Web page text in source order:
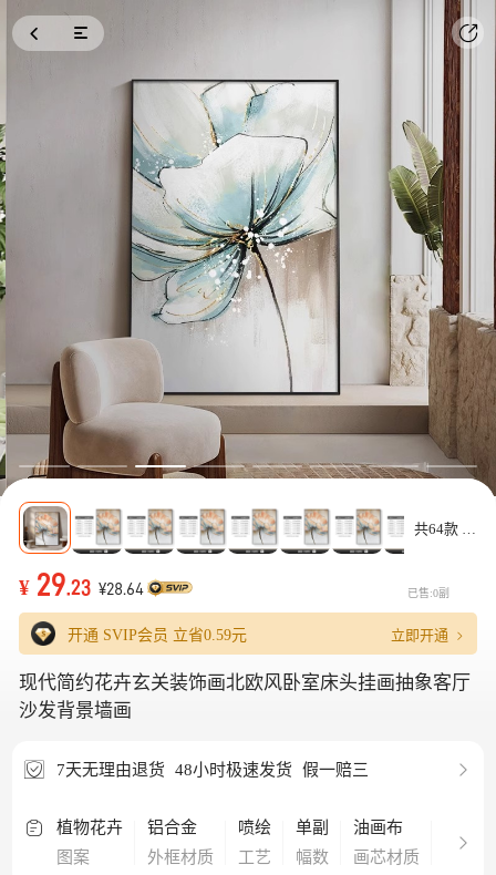
共64款
¥ 29.23 ¥28.64 已售:0副
开通 SVIP会员 立省0.59元 立即开通
现代简约花卉玄关装饰画北欧风卧室床头挂画抽象客厅
沙发背景墙画
7天无理由退货 48小时极速发货 假一赔三
植物花卉
图案
铝合金
外框材质
喷绘
工艺
单副
幅数
油画布
画芯材质